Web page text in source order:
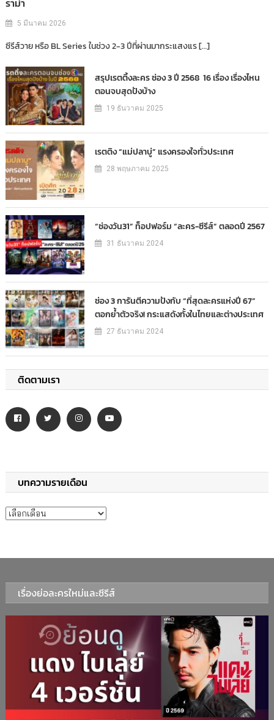
5 มีนาคม 2026
ซีรีส์วาย หรือ BL Series ในช่วง 2-3 ปีที่ผ่านมากระแสงแร […]
สรุปเรตติ้งละคร ช่อง 3 ปี 2568 16 เรื่อง เรื่องไหน
ตอนจบสุดปังบ้าง
19 ธันวาคม 2025
เรตติง “แม่ปลาบู่” แรงครองใจทั่วประเทศ
28 พฤษภาคม 2025
“ช่องวัน31” ท็อปฟอร์ม “ละคร-ซีรีส์” ตลอดปี 2567
31 ธันวาคม 2024
ช่อง 3 การันตีความปังกับ “ที่สุดละครแห่งปี 67”
ตอกย้ำตัวจริง! กระแสดังทั้งในไทยและต่างประเทศ
27 ธันวาคม 2024
ติดตามเรา
บทความรายเดือน
บทความรายเดือน
เรื่องย่อละครใหม่และซีรีส์